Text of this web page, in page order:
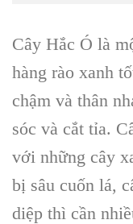
Cây Hắc Ó là
hàng rào xanh
chậm và thân
sóc và cắt tỉa.
với những cây
bị sâu cuốn lá,
diệp thì cần